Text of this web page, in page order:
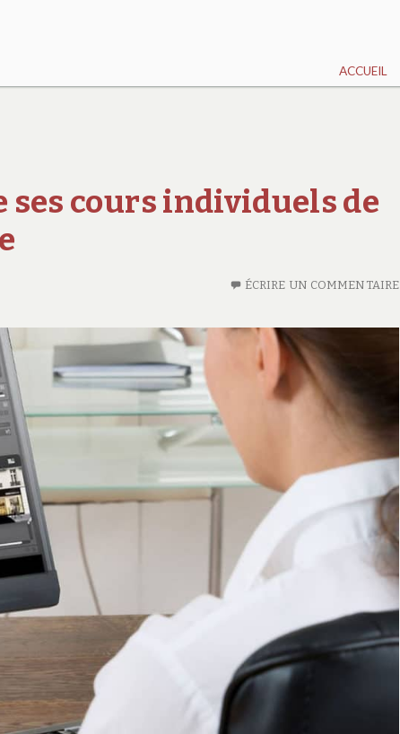
ACCUEIL
ses cours individuels de
ÉCRIRE UN COMMENTAIRE